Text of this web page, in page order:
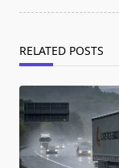
RELATED POSTS